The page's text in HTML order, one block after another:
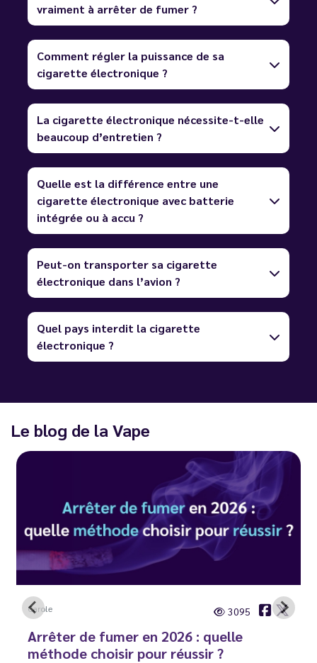
vraiment à arrêter de fumer ?
Comment régler la puissance de sa
cigarette électronique ?
La cigarette électronique nécessite-t-elle
beaucoup d’entretien ?
Quelle est la différence entre une
cigarette électronique avec batterie
intégrée ou à accu ?
Peut-on transporter sa cigarette
électronique dans l’avion ?
Quel pays interdit la cigarette
électronique ?
Le blog de la Vape
Carole 3095
Arrêter de fumer en 2026 : quelle
méthode choisir pour réussir ?